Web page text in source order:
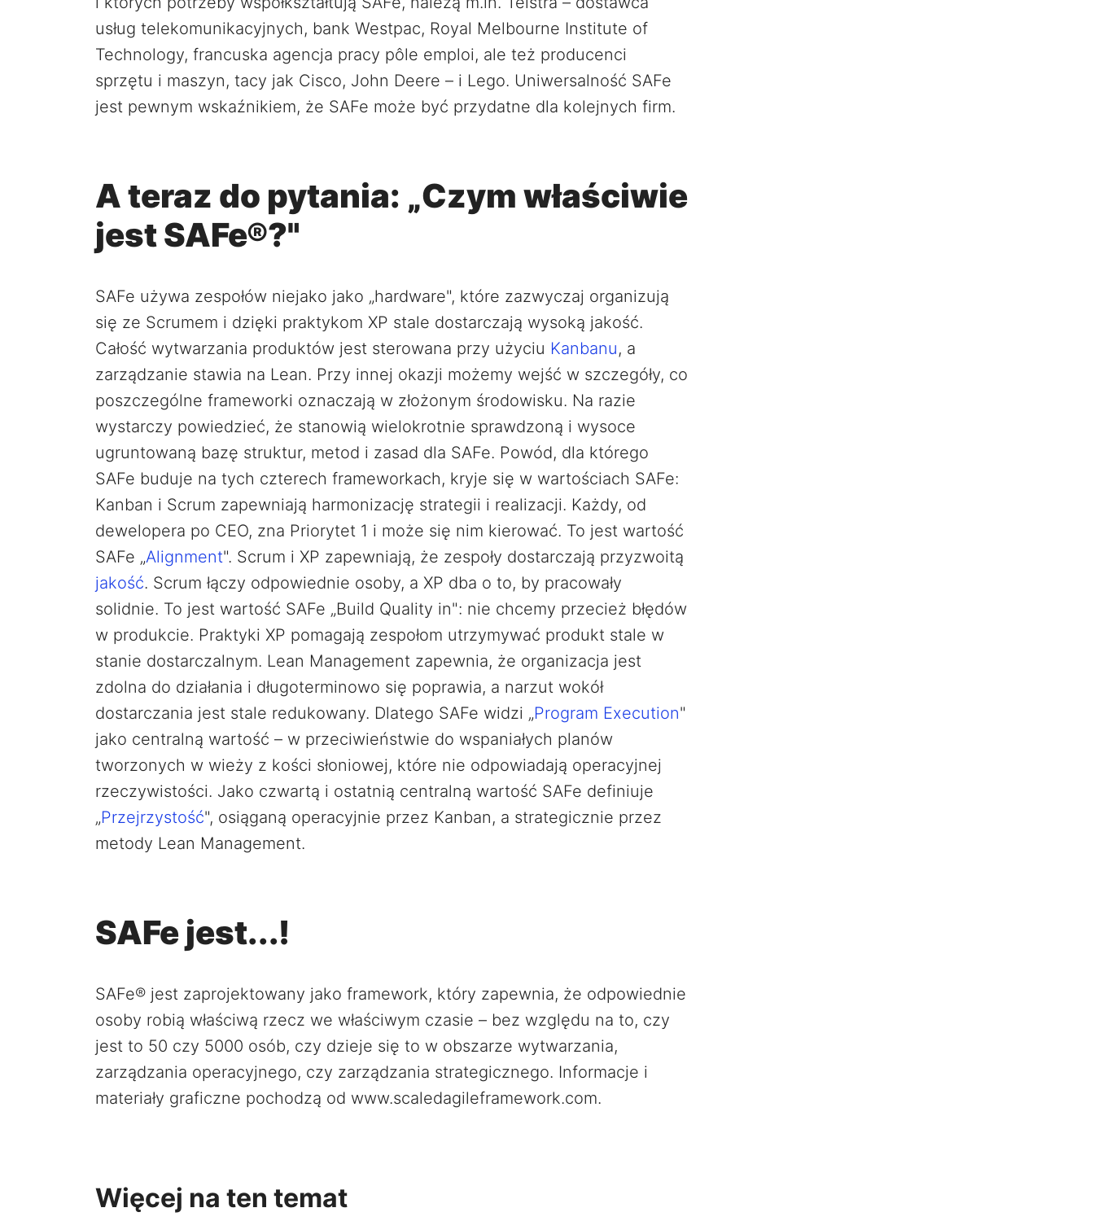
usług telekomunikacyjnych, bank Westpac, Royal Melbourne Institute of
Technology, francuska agencja pracy pôle emploi, ale też producenci
sprzętu i maszyn, tacy jak Cisco, John Deere – i Lego. Uniwersalność SAFe
jest pewnym wskaźnikiem, że SAFe może być przydatne dla kolejnych firm.
A teraz do pytania: „Czym właściwie
jest SAFe®?"
SAFe używa zespołów niejako jako „hardware", które zazwyczaj organizują
się ze Scrumem i dzięki praktykom XP stale dostarczają wysoką jakość.
Całość wytwarzania produktów jest sterowana przy użyciu Kanbanu, a
zarządzanie stawia na Lean. Przy innej okazji możemy wejść w szczegóły, co
poszczególne frameworki oznaczają w złożonym środowisku. Na razie
wystarczy powiedzieć, że stanowią wielokrotnie sprawdzoną i wysoce
ugruntowaną bazę struktur, metod i zasad dla SAFe. Powód, dla którego
SAFe buduje na tych czterech frameworkach, kryje się w wartościach SAFe:
Kanban i Scrum zapewniają harmonizację strategii i realizacji. Każdy, od
dewelopera po CEO, zna Priorytet 1 i może się nim kierować. To jest wartość
SAFe „Alignment". Scrum i XP zapewniają, że zespoły dostarczają przyzwoitą
jakość. Scrum łączy odpowiednie osoby, a XP dba o to, by pracowały
solidnie. To jest wartość SAFe „Build Quality in": nie chcemy przecież błędów
w produkcie. Praktyki XP pomagają zespołom utrzymywać produkt stale w
stanie dostarczalnym. Lean Management zapewnia, że organizacja jest
zdolna do działania i długoterminowo się poprawia, a narzut wokół
dostarczania jest stale redukowany. Dlatego SAFe widzi „Program Execution"
jako centralną wartość – w przeciwieństwie do wspaniałych planów
tworzonych w wieży z kości słoniowej, które nie odpowiadają operacyjnej
rzeczywistości. Jako czwartą i ostatnią centralną wartość SAFe definiuje
„Przejrzystość", osiąganą operacyjnie przez Kanban, a strategicznie przez
metody Lean Management.
SAFe jest...!
SAFe® jest zaprojektowany jako framework, który zapewnia, że odpowiednie
osoby robią właściwą rzecz we właściwym czasie – bez względu na to, czy
jest to 50 czy 5000 osób, czy dzieje się to w obszarze wytwarzania,
zarządzania operacyjnego, czy zarządzania strategicznego. Informacje i
materiały graficzne pochodzą od www.scaledagileframework.com.
Więcej na ten temat